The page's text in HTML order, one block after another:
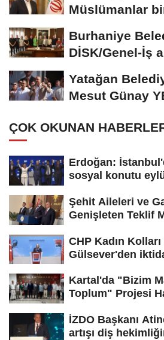
Müslümanlar
Burhaniye
DİSK/Genel-İş
Yatağan
Mesut Günay
ÇOK OKUNAN
Erdoğan:
sosyal konutu
Şehit Aileleri ve
Genişleten Teklif
CHP Kadın
Gülsever'den
Kartal'da "Bizim
Toplum" Projesi
İZDO Başkanı
artışı diş